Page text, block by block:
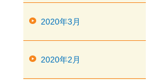
2020年3月
2020年2月